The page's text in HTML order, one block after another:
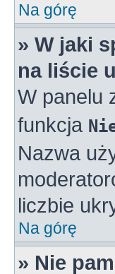
Na górę
» W jaki
na liście
W panelu
funkcja
Nazwa
liczbie
Na górę
» Nie